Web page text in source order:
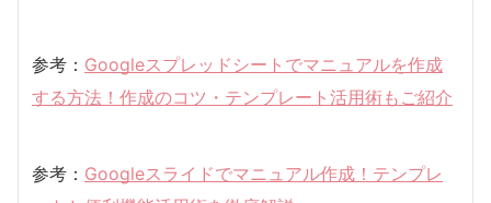
参考： Googleスプレッドシートでマニュアルを作成
する方法！作成のコツ・テンプレート活用術もご紹介
参考： Googleスライドでマニュアル作成！テンプレ